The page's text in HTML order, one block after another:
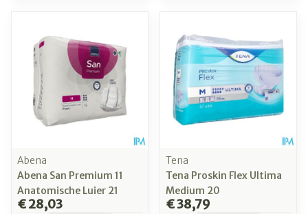
Abena
Abena San Premium 11
Anatomische Luier 21
€ 28,03
Tena
Tena Proskin Flex Ultima
Medium 20
€ 38,79